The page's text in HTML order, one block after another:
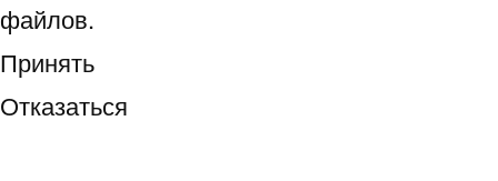
файлов.
Принять
Отказаться